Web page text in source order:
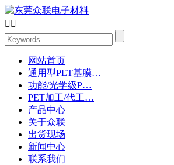
 
网站首页
通用型PET基膜…
功能/光学级P…
PET加工/代工…
产品中心
关于众联
出货现场
新闻中心
联系我们